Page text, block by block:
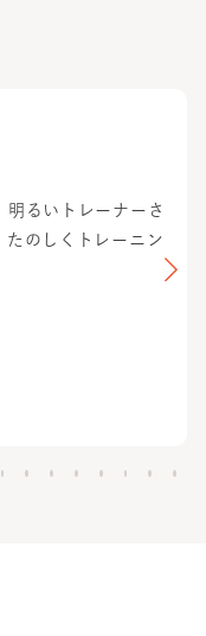
明るいトレーナーさ
たのしくトレーニン